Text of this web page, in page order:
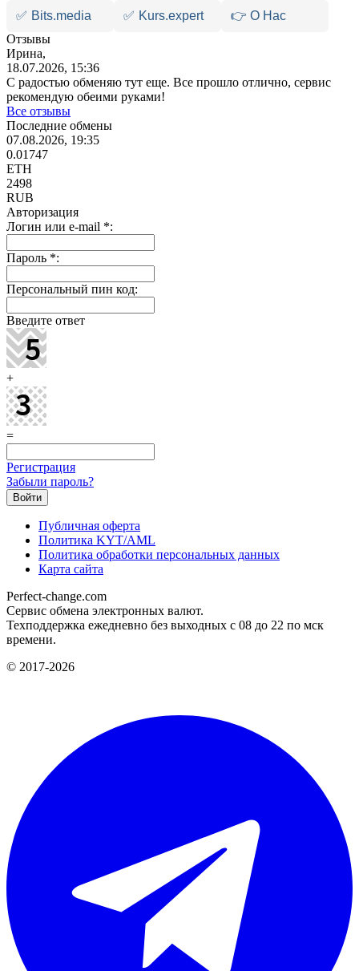
✅ Bits.media ✅ Kurs.expert
👉 О Нас
Отзывы
Ирина,
18.07.2026, 15:36
С радостью обменяю тут еще. Все прошло отлично, сервис
рекомендую обеими руками!
Все отзывы
Последние обмены
07.08.2026, 19:35
0.01747
ETH
2498
RUB
Авторизация
Логин или e-mail *:
Пароль *:
Персональный пин код:
Введите ответ
+
=
Регистрация
Забыли пароль?
Публичная оферта
Политика KYT/AML
Политика обработки персональных данных
Карта сайта
Perfect-change.com
Сервис обмена электронных валют.
Техподдержка ежедневно без выходных с 08 до 22 по мск
времени.
© 2017-2026